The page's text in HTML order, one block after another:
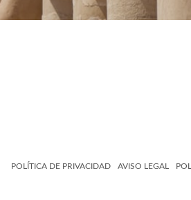
POLÍTICA DE PRIVACIDAD AVISO LEGAL